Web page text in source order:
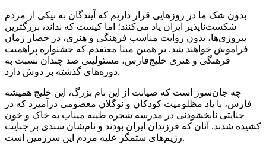
بدون شک ما در روزهایی قرار داریم که آیندگان به نیکی از مردم
شکست‌ناپذیر ایران یاد می‌کنند؛ اما کیست که نداند، بزرگترین
پیروزی‌ها، بدون روایت مناسب فرهنگی و هنری، در حصار زمان
فراموش خواهند شد. بر همین مبنا معتقدم که جشنواره پراهمیت
فرهنگی و هنری خلیج‌فارس، مسئولیتی صد چندان نسبت به
دوره‌های گذشته بر دوش دارد.
چه جان‌سوز است که صیانت از این نام بزرگ، این خلیج همیشه
فارس، با یاد مظلومیت کودکان و نوگلان معصومی درآمیزد که در
جنایتی نابخشودنی در مدرسه شجره طیبه میناب به خاک و خون
کشیده شدند. آنان که فرزندان ایران بودند و نام‌شان سندی بر جنایت
رژیم‌های ستمگر علیه مردم این سرزمین است.